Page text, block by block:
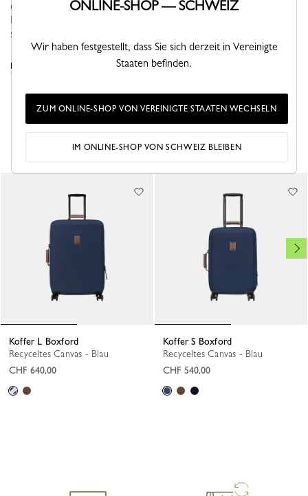
dezenter Eleganz. Die schlichten und gleichzeitig markanten
Herrentaschen, Businesstaschen und das berühmte Reisegepäck
sind mit ein...
DIE KOFFER KOLLEKTION ANSEHEN
Koffer L Boxford
Recyceltes Canvas - Blau
CHF 640,00
Koffer S Boxford
Recyceltes Canvas - Blau
CHF 540,00
ONLINE-SHOP — SCHWEIZ
Wir haben festgestellt, dass Sie sich derzeit in Vereinigte
Staaten befinden.
ZUM ONLINE-SHOP VON VEREINIGTE STAATEN WECHSELN
IM ONLINE-SHOP VON SCHWEIZ BLEIBEN